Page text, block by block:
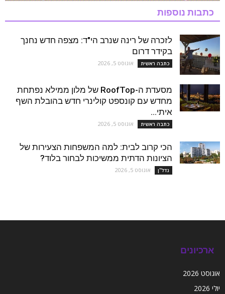
כתבות נוספות
לזכרה של רינה שנרב הי"ד: מצפה חדש נחנך
בקידר דרום
כתבה ראשית אוגוסט 5, 2026
מסעדת ה-RoofTop של מלון ממילא נפתחת
מחדש עם קונספט קולינרי חדש בהובלת השף
איתי...
כתבה ראשית אוגוסט 5, 2026
הכי קרוב לבית: למה המשפחות הצעירות של
הציונות הדתית ממשיכות לבחור בלוד?
נדל''ן אוגוסט 5, 2026
ארכיונים
אוגוסט 2026
יולי 2026